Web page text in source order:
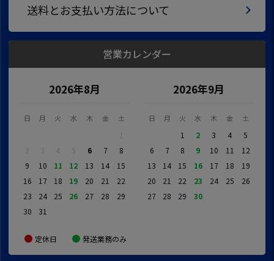
送料とお支払い方法について
営業カレンダー
2026年8月
日 月 火 水 木 金 土
1
2
3 4 5 6 7
8
9
10 11 12 13 14
15
16
17 18 19 20 21
22
23
24 25 26 27 28
29
30
31
2026年9月
日 月 火 水 木 金 土
1 2 3 4
5
6
7 8 9 10 11
12
13
14 15 16 17 18
19
20
21 22 23 24 25
26
27
28 29 30
定休日 発送業務のみ